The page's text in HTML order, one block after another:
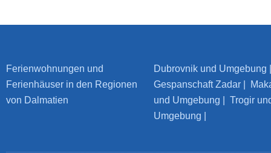
Ferienwohnungen und
Ferienhäuser in den Regionen
von Dalmatien
Dubrovnik und Umgebung
Gespanschaft Zadar|
und Umgebung
Trogir
Umgebung